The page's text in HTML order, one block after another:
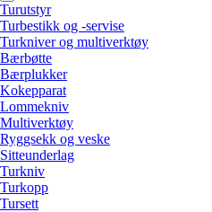
Turutstyr
Turbestikk og -servise
Turkniver og multiverktøy
Bærbøtte
Bærplukker
Kokepparat
Lommekniv
Multiverktøy
Ryggsekk og veske
Sitteunderlag
Turkniv
Turkopp
Tursett